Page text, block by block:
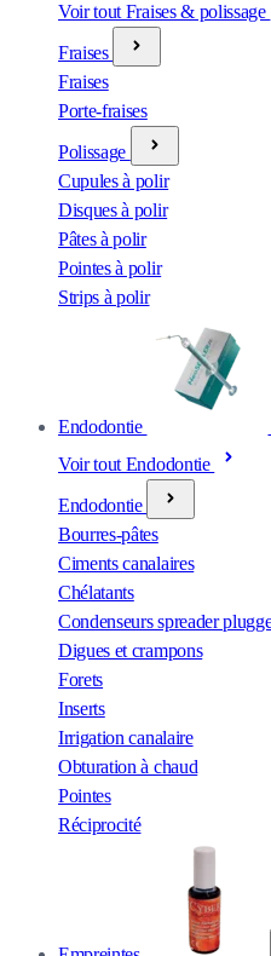
Voir tout Fraises & polissage
Fraises
Fraises
Porte-fraises
Polissage
Cupules à polir
Disques à polir
Pâtes à polir
Pointes à polir
Strips à polir
Endodontie
Voir tout Endodontie
Endodontie
Bourres-pâtes
Ciments canalaires
Chélatants
Condenseurs spreader
Digues et crampons
Forets
Inserts
Irrigation canalaire
Obturation à chaud
Pointes
Réciprocité